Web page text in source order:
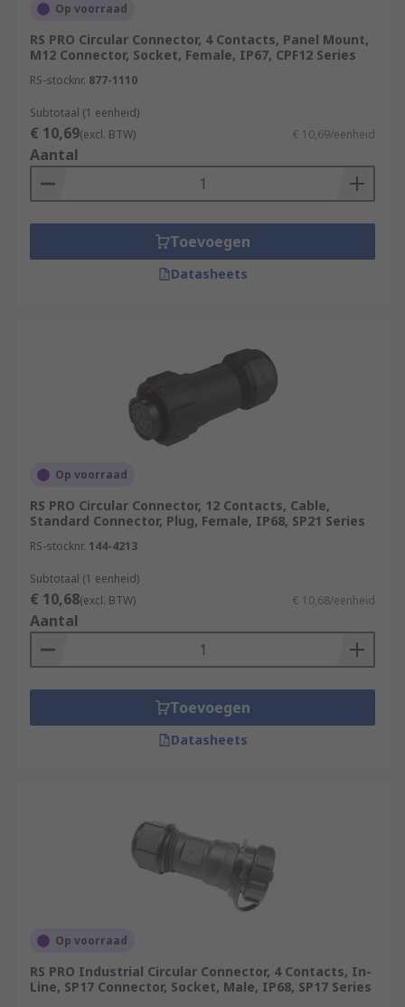
Op voorraad
RS PRO Circular Connector, 4 Contacts, Panel Mount,
M12 Connector, Socket, Female, IP67, CPF12 Series
RS-stocknr. 877-1110
Subtotaal (1 eenheid)
€ 10,69(excl. BTW) € 10,69/eenheid
Aantal
Toevoegen
Datasheets
Op voorraad
RS PRO Circular Connector, 12 Contacts, Cable,
Standard Connector, Plug, Female, IP68, SP21 Series
RS-stocknr. 144-4213
Subtotaal (1 eenheid)
€ 10,68(excl. BTW) € 10,68/eenheid
Aantal
Toevoegen
Datasheets
Op voorraad
RS PRO Industrial Circular Connector, 4 Contacts, In-
Line, SP17 Connector, Socket, Male, IP68, SP17 Series